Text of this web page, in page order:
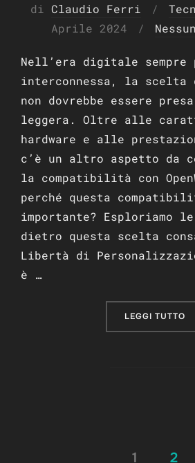
di Claudio Ferri
Aprile 2024
Nell’era digitale sempre
interconnessa, la scelta
non dovrebbe essere
leggera. Oltre alle
hardware e alle
c’è un altro aspetto da
la compatibilità con
perché questa
importante? Esploriamo
dietro questa scelta
Libertà di
è …
LEGGI TUTTO
Paginazione
1 2